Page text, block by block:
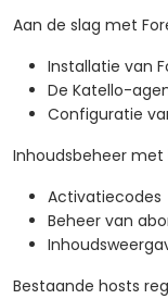
Aan de slag met
Installatie van
De Katello-
Configuratie
Inhoudsbeheer
Activatiecodes
Beheer van
Bestaande hosts